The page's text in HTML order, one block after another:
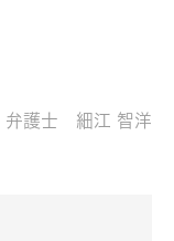
弁護士 細江 智洋